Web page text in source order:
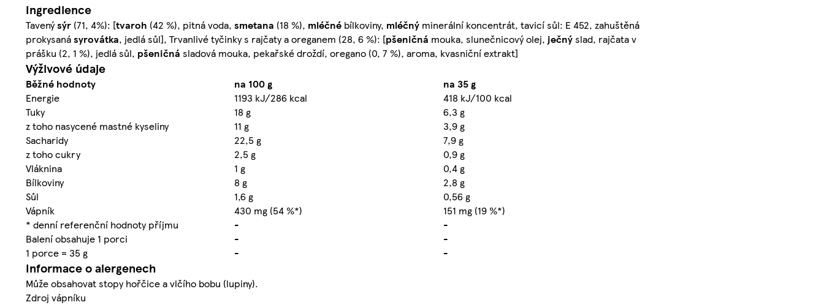
Ingredience
Tavenýsýr (71, 4%): [tvaroh (42 %), pitná voda, smetana (18 %), mléčné bílkoviny, mléčný minerální koncentrát, tavicí sůl: E 452, zahuštěná
prokysanásyrovátka, jedlá sůl], Trvanlivé tyčinky s rajčaty a oreganem (28, 6 %): [pšeničná mouka, slunečnicový olej, ječnýslad, rajčata v
prášku (2, 1 %), jedlá sůl, pšeničná sladová mouka, pekařské droždí, oregano (0, 7 %), aroma, kvasniční extrakt]
Výživové údaje
Běžné hodnoty na 100 g
na 35 g
Energie
1193 kJ/286 kcal
418 kJ/100 kcal
Tuky
18 g
6,3 g
z toho nasycené mastné kyseliny
11 g
3,9 g
Sacharidy
22,5 g
7,9 g
z toho cukry
2,5 g
0,9 g
Vláknina
1 g
0,4 g
Bílkoviny
8 g
2,8 g
Sůl
1,6 g
0,56 g
Vápník
430 mg (54 %*)
151 mg (19 %*)
* denní referenční hodnoty příjmu
-
-
Balení obsahuje 1 porci
-
-
1 porce = 35 g
- -
Informace o alergenech
Může obsahovat stopy hořčice a vlčího bobu (lupiny).
Zdroj vápníku